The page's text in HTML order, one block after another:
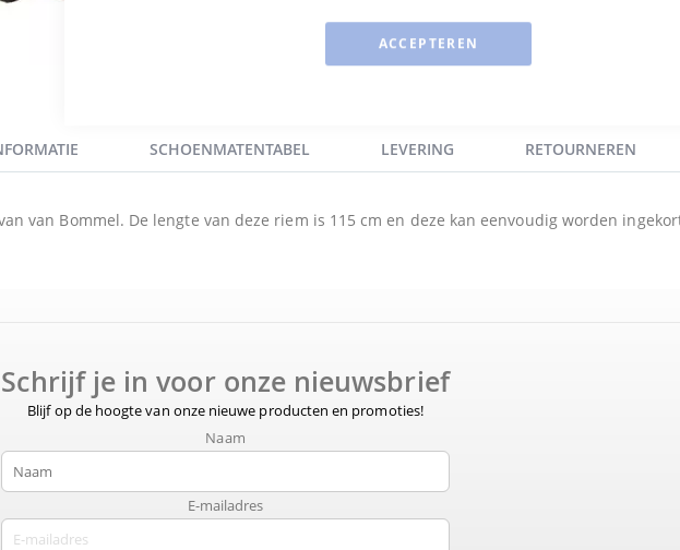
ACCEPTEREN
van Bommel. De lengte van deze riem is 115 cm en deze kan eenvoudig worden
SCHOENMATENTABEL LEVERING RETOURNEREN
Schrijf je in voor onze nieuwsbrief
Blijf op de hoogte van onze nieuwe producten en promoties!
Naam
E-mailadres